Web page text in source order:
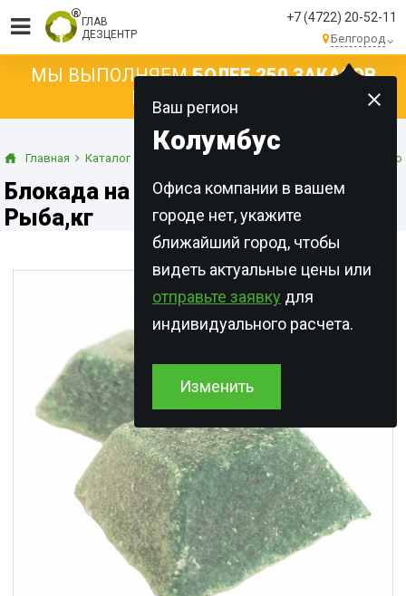
ГЛАВ
ДЕЗЦЕНТР
+7 (4722) 20-52-11
Белгород
Ваш регион
Колумбус
Офиса компании в вашем
городе нет, укажите
ближайший город, чтобы
видеть актуальные цены или
отправьте заявку для
индивидуального расчета.
Изменить
МЫ ВЫПОЛНЯЕМБОЛЕЕ 250 ЗАКАЗОВ
КАЖДЫЙ ДЕНЬ!
Главная Каталог Готовые приманки Парафинированные
Блокада на дробленном зерне,
Рыба,кг